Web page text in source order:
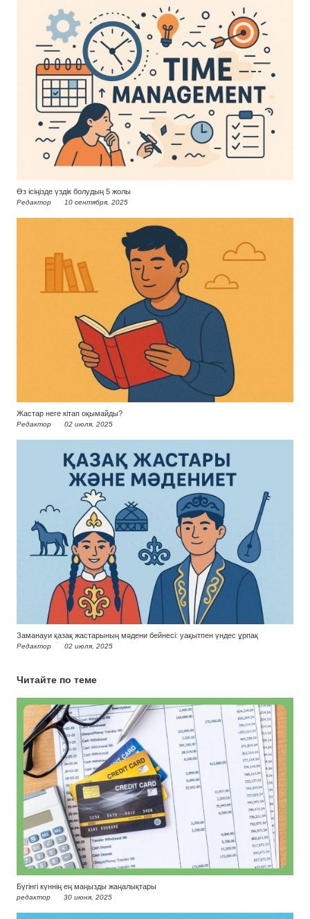
Өз ісіңізде үздік болудың 5 жолы
Редактор 10 сентября, 2025
Жастар неге кітап оқымайды?
Редактор 02 июля, 2025
Заманауи қазақ жастарының мәдени бейнесі: уақытпен үндес ұрпақ
Редактор 02 июля, 2025
Читайте по теме
Бүгінгі күннің ең маңызды жаңалықтары
редактор 30 июня, 2025